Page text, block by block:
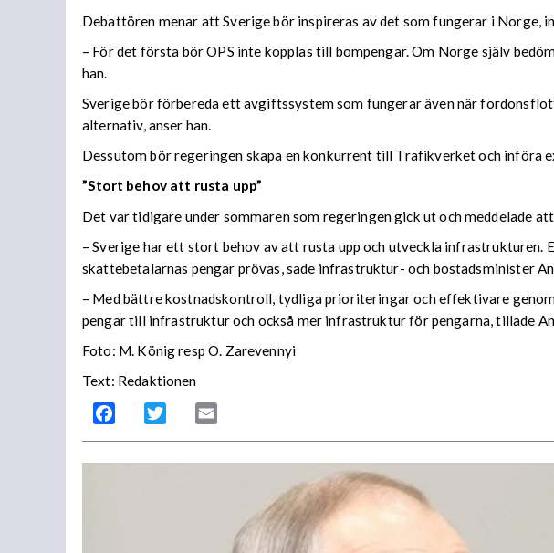
Debattören menar att Sverige bör inspireras av det som fungerar i Norge,
– För det första bör OPS inte kopplas till bompengar. Om Norge själv
han.
Sverige bör förbereda ett avgiftssystem som fungerar även när
alternativ, anser han.
Dessutom bör regeringen skapa en konkurrent till Trafikverket och införa
”Stort behov att rusta upp”
Det var tidigare under sommaren som regeringen gick ut och meddelade
– Sverige har ett stort behov av att rusta upp och utveckla
skattebetalarnas pengar prövas, sade infrastruktur- och bostadsminister
– Med bättre kostnadskontroll, tydliga prioriteringar och effektivare
pengar till infrastruktur och också mer infrastruktur för pengarna, tillade
Foto: M. König resp O. Zarevennyi
Text: Redaktionen
Facebook Twitter